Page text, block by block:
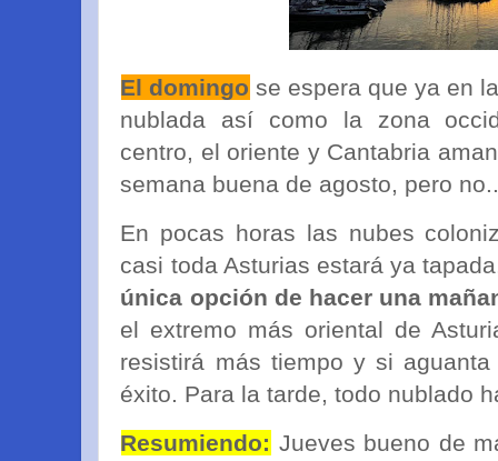
El domingo se espera que ya en
nublada así como la zona
centro, el oriente y Cantabria
semana buena de agosto, pero
En pocas horas las nubes
casi toda Asturias estará ya
única opción de hacer una
el extremo más oriental de
resistirá más tiempo y si
éxito. Para la tarde, todo nublado
Resumiendo: Jueves bueno de